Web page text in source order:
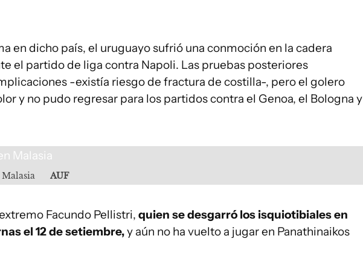
en dicho país, el uruguayo sufrió una conmoción en la cadera
el partido de liga contra Napoli. Las pruebas posteriores
-existía riesgo de fractura de costilla-, pero el golero
y no pudo regresar para los partidos contra el Genoa, el Bologna y
AUF
Facundo Pellistri, quien se desgarró los isquiotibiales en
el 12 de setiembre,y aún no ha vuelto a jugar en Panathinaikos